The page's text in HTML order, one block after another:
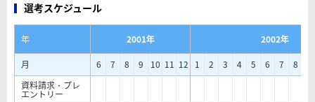
選考スケジュール
年 2001年
2002年
月
6 7 8 9 10 11 12 1 2 3 4 5 6 7 8
資料請求・プレ
エントリー